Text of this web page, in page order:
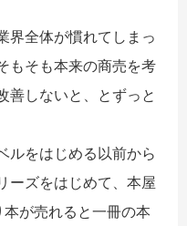
界全体が慣れてしまっ
もそも本来の商売を考
善しないと、とずっと
ルをはじめる以前から
ーズをはじめて、本屋
が売れると一冊の本